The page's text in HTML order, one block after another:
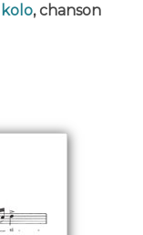
, chanson